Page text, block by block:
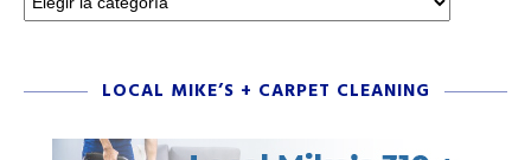
LOCAL MIKE’S + CARPET CLEANING